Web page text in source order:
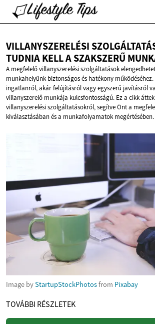
VILLANYSZERELÉSI
TUDNIA KELL ASZAKSZERŰ
A megfelelő villanyszerelési szolgáltatások
munkahelyünk biztonságos és hatékony
ingatlanról, akár felújításról vagy egyszerű javításról
villanyszerelő munkája kulcsfontosságú. Ez a cikk
villanyszerelési szolgáltatásokról, segítve Önt a
kiválasztásában és a munkafolyamatok megértésében.
Image byStartupStockPhotosfrom Pixabay
TOVÁBBI RÉSZLETEK